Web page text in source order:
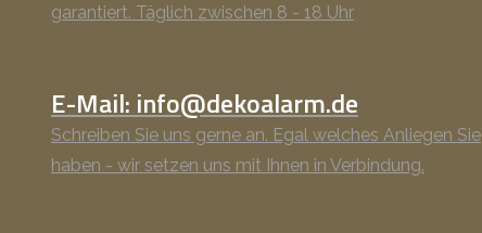
garantiert. Täglich zwischen 8 - 18 Uhr
E-Mail: info@dekoalarm.de
Schreiben Sie uns gerne an. Egal welches Anliegen Sie
haben - wir setzen uns mit Ihnen in Verbindung.